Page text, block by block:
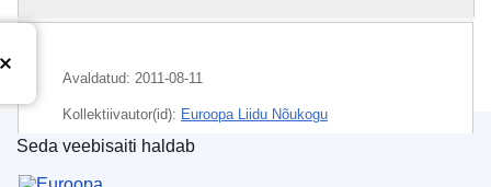
Avaldatud: 2011-08-11
Kollektiivautor(id): Euroopa Liidu Nõukogu
Euroopa Liidu Väljaannete Talitus
Seda veebisaiti haldab